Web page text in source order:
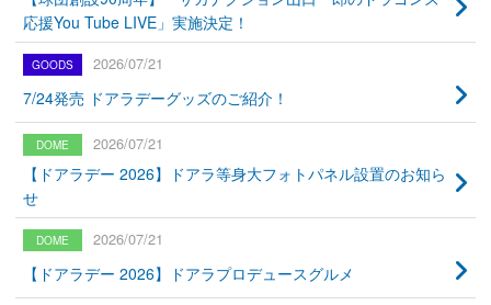
応援You Tube LIVE」実施決定！
2026/07/21
7/24発売 ドアラデーグッズのご紹介！
2026/07/21
【ドアラデー 2026】ドアラ等身大フォトパネル設置のお知ら
せ
2026/07/21
【ドアラデー 2026】ドアラプロデュースグルメ